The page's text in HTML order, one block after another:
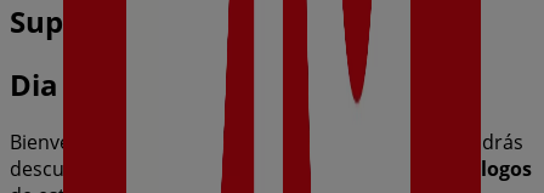
Supermercados en Durango
Dia
Bienvenido a la tienda de
en Tiendeo, donde podrás
descubrir las mejores
promociones
catálogos